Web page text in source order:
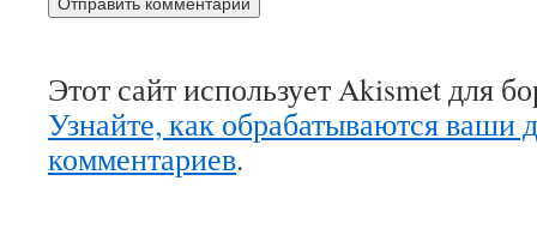
Этот сайт использует Akismet для
Узнайте, как обрабатываются ваши
комментариев.